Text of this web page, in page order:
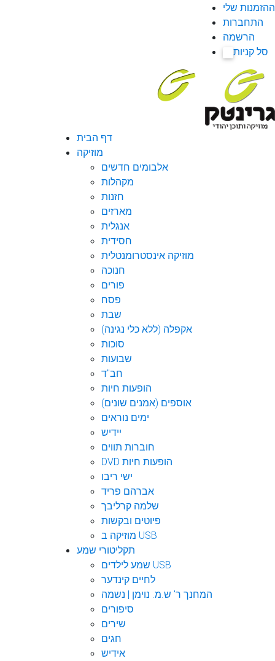
ההזמנות שלי
התחברות
הרשמה
סל קניות
דף הבית
מוזיקה
אלבומים חדשים
מקהלות
חזנות
מארזים
אנגלית
חסידית
מוזיקה אינסטרומנטלית
חנוכה
פורים
פסח
שבת
אקפלה (ללא כלי נגינה)
סוכות
שבועות
חב"ד
הופעות חיות
אוספים (אמנים שונים)
ימים נוראים
יידיש
חוברות תווים
DVD הופעות חיות
ישי ריבו
אברהם פריד
שלמה קרליבך
פיוטים ובקשות
מוזיקה ב USB
תקליטורי שמע
שמע לילדים USB
לחיים קינדער
המחנך ר' ש.מ. נוימן | נשמה
סיפורים
שירים
חגים
אידיש